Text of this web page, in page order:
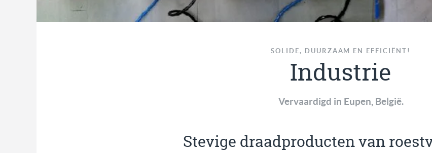
SOLIDE, DUURZAAM EN EFFICIËNT!
Industrie
Vervaardigd in Eupen, België.
Stevige draadproducten van